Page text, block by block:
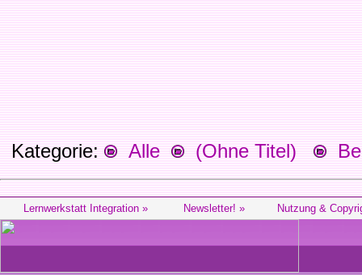
Kategorie: Alle (Ohne Titel)
Lernwerkstatt Integration » Newsletter! » Nutzung &